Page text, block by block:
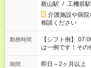
殿山駅 / 工機前駅
介護施設や病
相談ください
勤務時間
【シフト例】
は一例です！その
期間 即日～2ヶ月以上